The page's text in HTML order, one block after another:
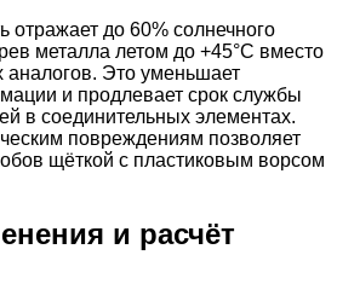
отражает до 60% солнечного
металла летом до +45°C вместо
Это уменьшает
и продлевает срок службы
в соединительных элементах.
повреждениям позволяет
щёткой с пластиковым ворсом
и расчёт